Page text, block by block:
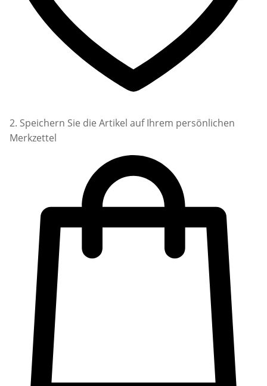
2. Speichern Sie die Artikel auf Ihrem persönlichen
Merkzettel